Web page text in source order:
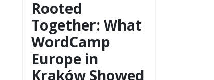
Rooted
Together: What
WordCamp
Europe in
Kraków Showed